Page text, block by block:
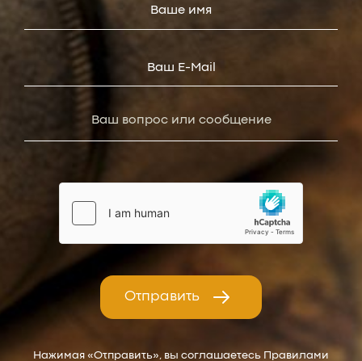
Отправить
Нажимая «Отправить», вы соглашаетесь Правилами